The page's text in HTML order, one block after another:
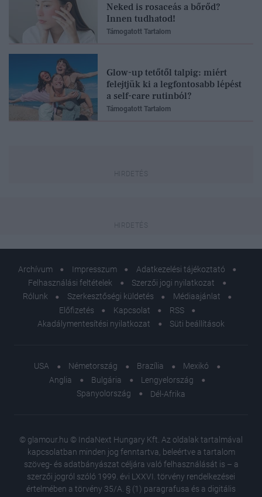
Neked is rosaceás a bőrőd?
Innen tudhatod!
Támogatott Tartalom
Glow-up tetőtől talpig: miért
felejtjük ki a legfontosabb lépést
a self-care rutinból?
Támogatott Tartalom
Archívum Impresszum
Adatkezelési tájékoztató
Felhasználási feltételek
Szerzői jogi nyilatkozat
Rólunk
Szerkesztőségi küldetés
Médiaajánlat
Előfizetés
Kapcsolat
RSS
Akadálymentesítési nyilatkozat
Süti beállítások
USA Németország Brazília
Mexikó
Anglia
Bulgária
Lengyelország
Spanyolország
Dél-Afrika
© glamour.hu © IndaNext Hungary Kft. Az oldalak tartalmával
kapcsolatban minden jog fenntartva, beleértve a tartalom
szöveg- és adatbányászat céljára való felhasználását is – a
szerzői jogról szóló 1999. évi LXXVI. törvény rendelkezései
értelmében a törvény 35/A. § (1) paragrafusa és a digitális